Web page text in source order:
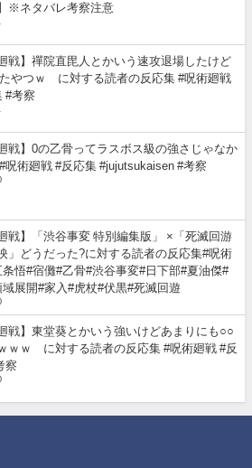
※ネタバレ考察注意
戦】禪院直毘人とかいう速攻退場したけど
やつｗ に対する読者の反応集 #呪術廻戦
#考察
戦】0の乙骨ってラスボス級の強さじゃなか
呪術廻戦 #反応集 #jujutsukaisen #考察
戦】「渋谷事変 特別編集版」 ×「死滅回游
」どうだった?に対する読者の反応集#呪術
条悟#宿儺#乙骨#渋谷事変#日下部#夏油傑#
域展開#家入#虎杖#伏黒#死滅回遊
戦】東堂葵とかいう強いけどあまりにも○○
ｗｗ に対する読者の反応集 #呪術廻戦 #反
察